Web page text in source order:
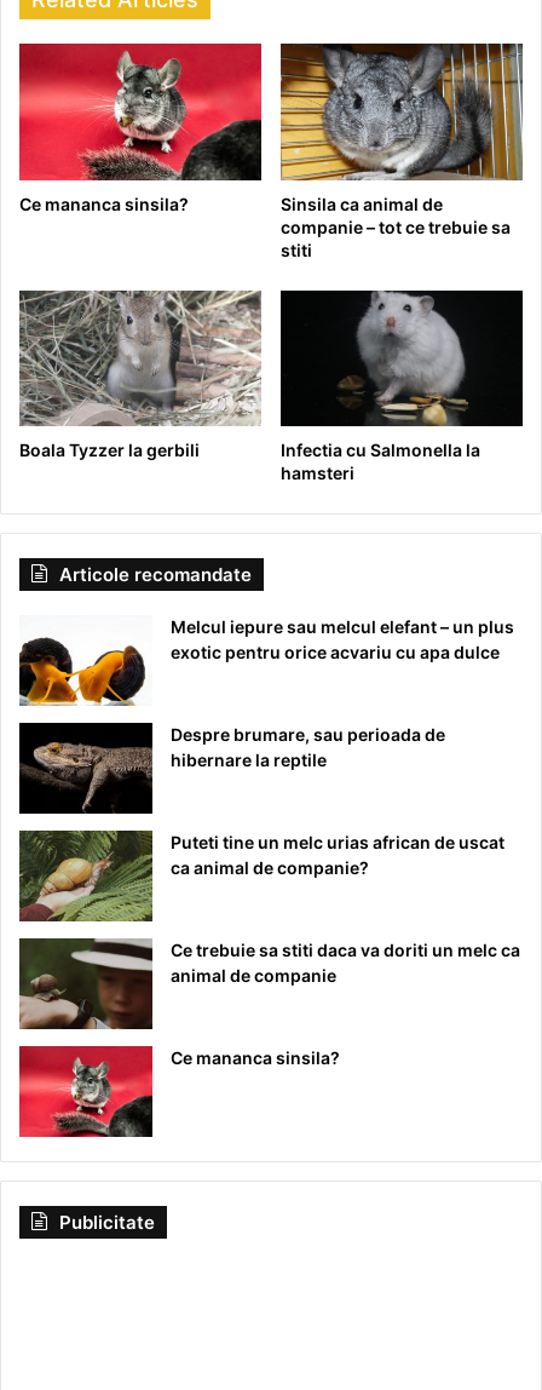
Ce mananca sinsila?
Sinsila ca animal de
companie – tot ce trebuie sa
stiti
Boala Tyzzer la gerbili
Infectia cu Salmonella la
hamsteri
Articole recomandate
Melcul iepure sau melcul elefant – un plus
exotic pentru orice acvariu cu apa dulce
Despre brumare, sau perioada de
hibernare la reptile
Puteti tine un melc urias african de uscat
ca animal de companie?
Ce trebuie sa stiti daca va doriti un melc ca
animal de companie
Ce mananca sinsila?
Publicitate